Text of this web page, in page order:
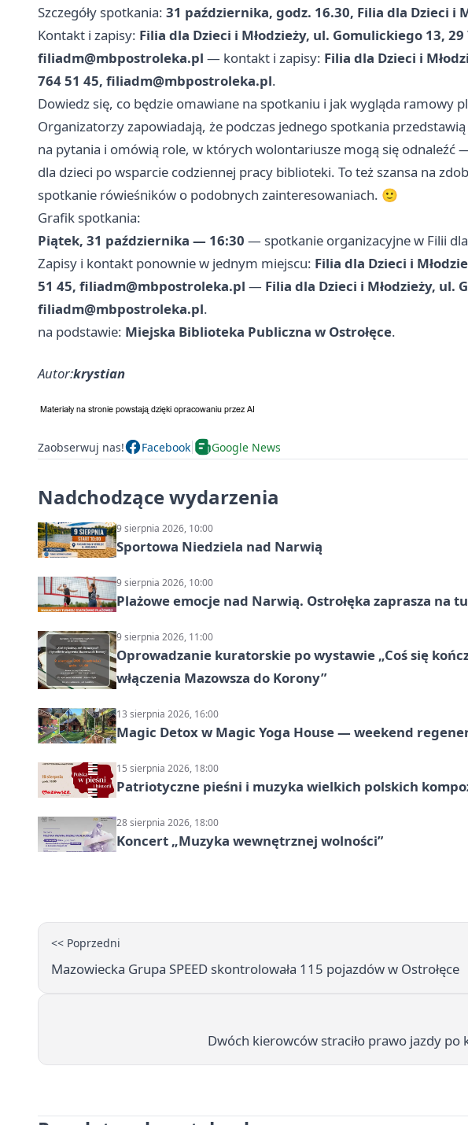
Szczegóły spotkania: 31 października, godz. 16.30, Filia dla Dzieci i
Kontakt i zapisy: Filia dla Dzieci i Młodzieży, ul. Gomulickiego 13, 29
filiadm@mbpostroleka.pl — kontakt i zapisy: Filia dla Dzieci i
764 51 45, filiadm@mbpostroleka.pl.
Dowiedz się, co będzie omawiane na spotkaniu i jak wygląda ramowy
Organizatorzy zapowiadają, że podczas jednego spotkania
na pytania i omówią role, w których wolontariusze mogą się odnaleźć
dla dzieci po wsparcie codziennej pracy biblioteki. To też szansa na
spotkanie rówieśników o podobnych zainteresowaniach. 🙂
Grafik spotkania:
Piątek, 31 października — 16:30 — spotkanie organizacyjne w Filii dla
Zapisy i kontakt ponownie w jednym miejscu: Filia dla Dzieci i
51 45, filiadm@mbpostroleka.pl — Filia dla Dzieci i Młodzieży, ul.
filiadm@mbpostroleka.pl.
na podstawie: Miejska Biblioteka Publiczna w Ostrołęce.
Autor:krystian
Zaobserwuj nas! Facebook Google News
Nadchodzące wydarzenia
9 sierpnia 2026, 10:00
Sportowa Niedziela nad Narwią
9 sierpnia 2026, 10:00
Plażowe emocje nad Narwią. Ostrołęka zaprasza na
9 sierpnia 2026, 11:00
Oprowadzanie kuratorskie po wystawie „Coś się
włączenia Mazowsza do Korony”
13 sierpnia 2026, 16:00
Magic Detox w Magic Yoga House — weekend
15 sierpnia 2026, 18:00
Patriotyczne pieśni i muzyka wielkich polskich
28 sierpnia 2026, 18:00
Koncert „Muzyka wewnętrznej wolności”
<< Poprzedni
Mazowiecka Grupa SPEED skontrolowała 115 pojazdów w Ostrołęce
Dwóch kierowców straciło prawo jazdy